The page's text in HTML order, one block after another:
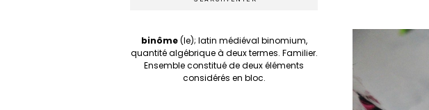
binôme(le); latin médiéval binomium,
quantité algébrique à deux termes. Familier.
Ensemble constitué de deux éléments
considérés en bloc.